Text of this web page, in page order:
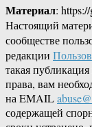
Материал:
Настоящий
сообществе
редакции
такая
права, вам
на EMAIL
содержащей